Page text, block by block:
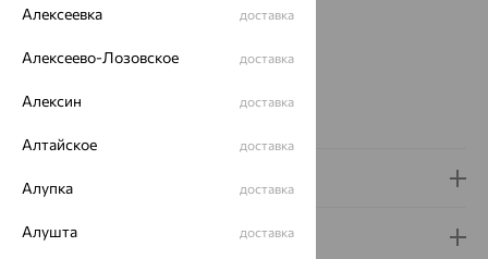
Металл:Серебро
Страна происхождения:
РОССИЯ
Вид покрытия:
Гарантия и возврат
Алексеевка доставка
Алексеево-Лозовское доставка
Алексин доставка
Алтайское доставка
Алупка доставка
Алушта доставка